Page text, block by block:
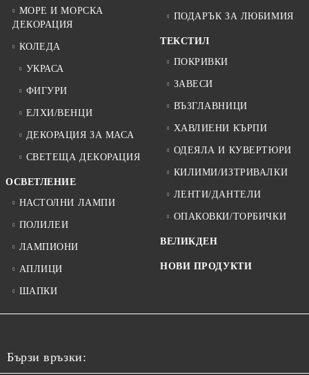
МОРЕ И МОРСКА
ДЕКОРАЦИЯ
КОЛЕДА
УКРАСА
ФИГУРИ
ЕЛХИ/ВЕНЦИ
ДЕКОРАЦИЯ ЗА МАСА
СВЕТЕЩА ДЕКОРАЦИЯ
ОСВЕТЛЕНИЕ
НАСТОЛНИ ЛАМПИ
ПОЛИЛЕИ
ЛАМПИОНИ
АПЛИЦИ
ШАПКИ
ПОДАРЪК ЗА ЛЮБИМИЯ
ТЕКСТИЛ
ПОКРИВКИ
ЗАВЕСИ
ВЪЗГЛАВНИЦИ
ХАВЛИЕНИ КЪРПИ
ОДЕЯЛА И КУВЕРТЮРИ
КИЛИМИ/ИЗТРИВАЛКИ
ЛЕНТИ/ДАНТЕЛИ
ОПАКОВКИ/ТОРБИЧКИ
ВЕЛИКДЕН
НОВИ ПРОДУКТИ
Бързи връзки: